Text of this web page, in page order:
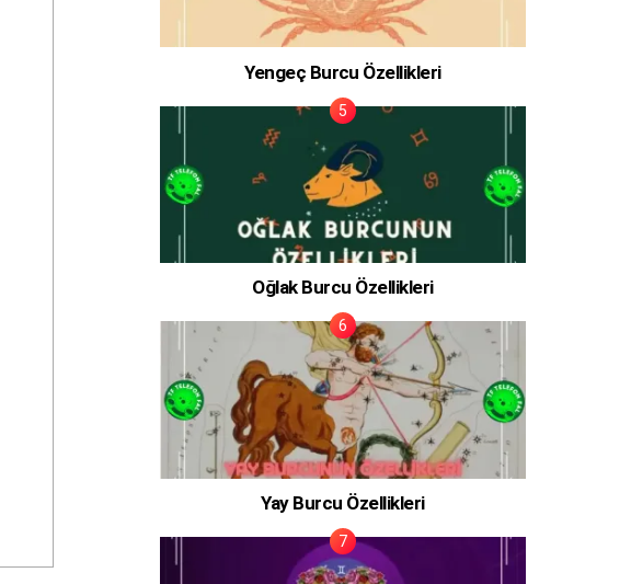
Yengeç Burcu Özellikleri
Oğlak Burcu Özellikleri
Yay Burcu Özellikleri